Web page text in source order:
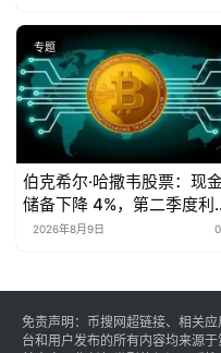
专题
伯克希尔·哈撒韦股票：现
储备下降 4%，第二季度利
翻倍
2026年8月9日 0
免责声明：币搜网超链接、相关
台和用户发布的所有内容均来源